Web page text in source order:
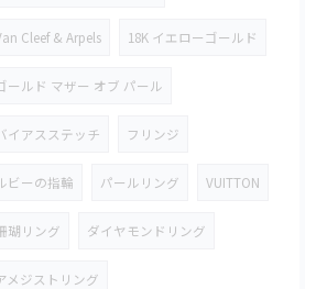
Cleef & Arpels 18K イエローゴールド
ールド マザー オブ パール
イアスステッチ フリンジ
ビーの指輪 パールリング VUITTON
瑚リング ダイヤモンドリング
メジストリング